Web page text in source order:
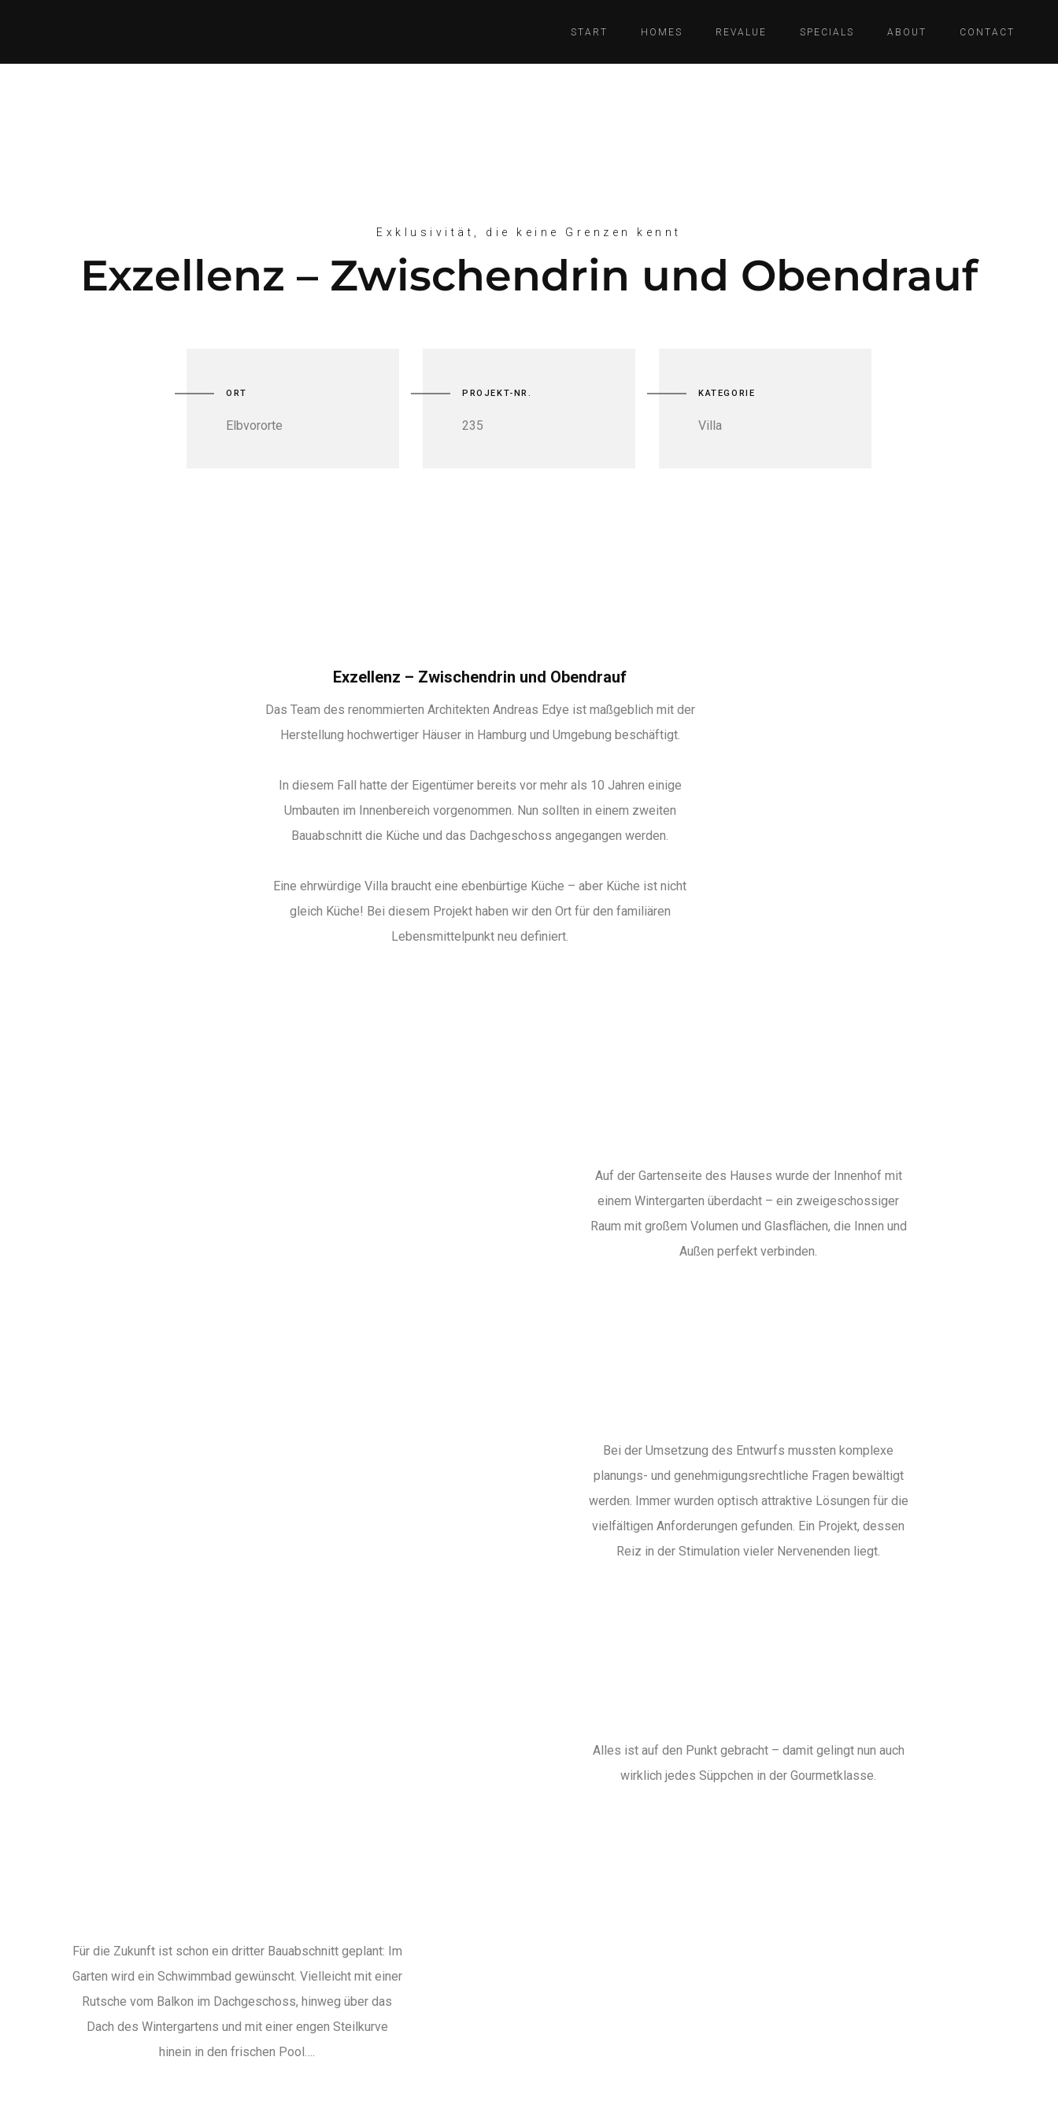
START HOMES REVALUE SPECIALS ABOUT CONTACT
Exklusivität, die keine Grenzen kennt
Exzellenz – Zwischendrin und Obendrauf
ORT
Elbvororte
PROJEKT-NR.
235
KATEGORIE
Villa
Exzellenz – Zwischendrin und Obendrauf
Das Team des renommierten Architekten Andreas Edye ist maßgeblich mit der
Herstellung hochwertiger Häuser in Hamburg und Umgebung beschäftigt.
In diesem Fall hatte der Eigentümer bereits vor mehr als 10 Jahren einige
Umbauten im Innenbereich vorgenommen. Nun sollten in einem zweiten
Bauabschnitt die Küche und das Dachgeschoss angegangen werden.
Eine ehrwürdige Villa braucht eine ebenbürtige Küche – aber Küche ist nicht
gleich Küche! Bei diesem Projekt haben wir den Ort für den familiären
Lebensmittelpunkt neu definiert.
Auf der Gartenseite des Hauses wurde der Innenhof mit
einem Wintergarten überdacht – ein zweigeschossiger
Raum mit großem Volumen und Glasflächen, die Innen und
Außen perfekt verbinden.
Bei der Umsetzung des Entwurfs mussten komplexe
planungs- und genehmigungsrechtliche Fragen bewältigt
werden. Immer wurden optisch attraktive Lösungen für die
vielfältigen Anforderungen gefunden. Ein Projekt, dessen
Reiz in der Stimulation vieler Nervenenden liegt.
Alles ist auf den Punkt gebracht – damit gelingt nun auch
wirklich jedes Süppchen in der Gourmetklasse.
Für die Zukunft ist schon ein dritter Bauabschnitt geplant: Im
Garten wird ein Schwimmbad gewünscht. Vielleicht mit einer
Rutsche vom Balkon im Dachgeschoss, hinweg über das
Dach des Wintergartens und mit einer engen Steilkurve
hinein in den frischen Pool….